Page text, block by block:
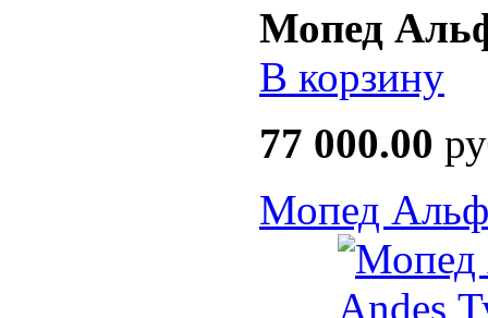
Мопед
В корзину
77 000.00
Мопед